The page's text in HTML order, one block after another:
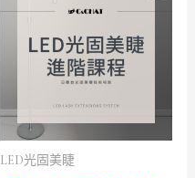
LED光固美睫
價
NT$44,000。
價
NT$39,800